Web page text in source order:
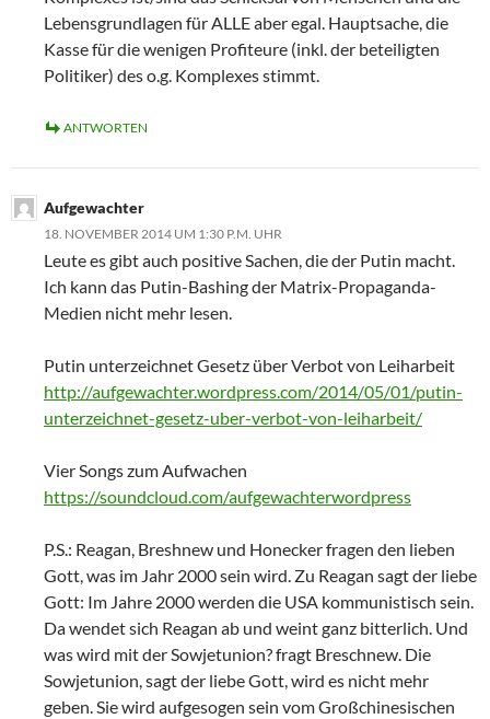
Lebensgrundlagen für ALLE aber egal. Hauptsache, die
Kasse für die wenigen Profiteure (inkl. der beteiligten
Politiker) des o.g. Komplexes stimmt.
ANTWORTEN
Aufgewachter
18. NOVEMBER 2014 UM 1:30 P.M. UHR
Leute es gibt auch positive Sachen, die der Putin macht.
Ich kann das Putin-Bashing der Matrix-Propaganda-
Medien nicht mehr lesen.
Putin unterzeichnet Gesetz über Verbot von Leiharbeit
http://aufgewachter.wordpress.com/2014/05/01/putin-
unterzeichnet-gesetz-uber-verbot-von-leiharbeit/
Vier Songs zum Aufwachen
https://soundcloud.com/aufgewachterwordpress
P.S.: Reagan, Breshnew und Honecker fragen den lieben
Gott, was im Jahr 2000 sein wird. Zu Reagan sagt der liebe
Gott: Im Jahre 2000 werden die USA kommunistisch sein.
Da wendet sich Reagan ab und weint ganz bitterlich. Und
was wird mit der Sowjetunion? fragt Breschnew. Die
Sowjetunion, sagt der liebe Gott, wird es nicht mehr
geben. Sie wird aufgesogen sein vom Großchinesischen